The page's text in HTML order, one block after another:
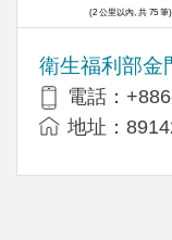
衛生福利部金
電話：
地址：
(2 公里以內, 共 75 筆)